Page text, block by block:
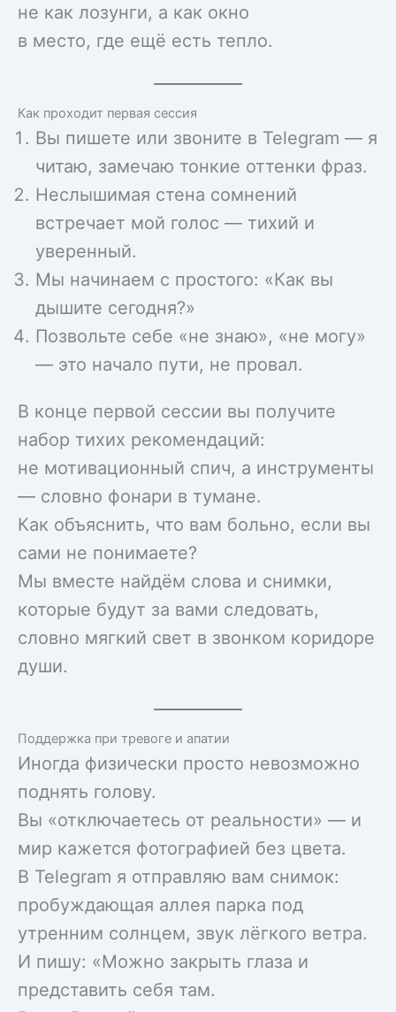
не как лозунги, а как окно
в место, где ещё есть тепло.
Как проходит первая сессия
Вы пишете или звоните в Telegram — я
читаю, замечаю тонкие оттенки фраз.
Неслышимая стена сомнений
встречает мой голос — тихий и
уверенный.
Мы начинаем с простого: «Как вы
дышите сегодня?»
Позвольте себе «не знаю», «не могу»
— это начало пути, не провал.
В конце первой сессии вы получите
набор тихих рекомендаций:
не мотивационный спич, а инструменты
— словно фонари в тумане.
Как объяснить, что вам больно, если вы
сами не понимаете?
Мы вместе найдём слова и снимки,
которые будут за вами следовать,
словно мягкий свет в звонком коридоре
души.
Поддержка при тревоге и апатии
Иногда физически просто невозможно
поднять голову.
Вы «отключаетесь от реальности» — и
мир кажется фотографией без цвета.
В Telegram я отправляю вам снимок:
пробуждающая аллея парка под
утренним солнцем, звук лёгкого ветра.
И пишу: «Можно закрыть глаза и
представить себя там.